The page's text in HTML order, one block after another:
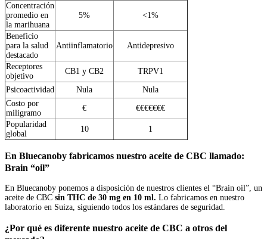
Concentración
promedio en
la marihuana
5% <1%
Beneficio
para la salud
destacado
Antiinflamatorio Antidepresivo
Receptores
objetivo
CB1 y CB2 TRPV1
Psicoactividad Nula
Nula
Costo por
miligramo
€
€€€€€€€
Popularidad
global
10 1
En Bluecanoby fabricamos nuestro aceite de CBC llamado:
Brain “oil”
En Bluecanoby ponemos a disposición de nuestros clientes el “Brain oil”, un
aceite de CBC sin THC de 30 mg en 10 ml. Lo fabricamos en nuestro
laboratorio en Suiza, siguiendo todos los estándares de seguridad.
¿Por qué es diferente nuestro aceite de CBC a otros del